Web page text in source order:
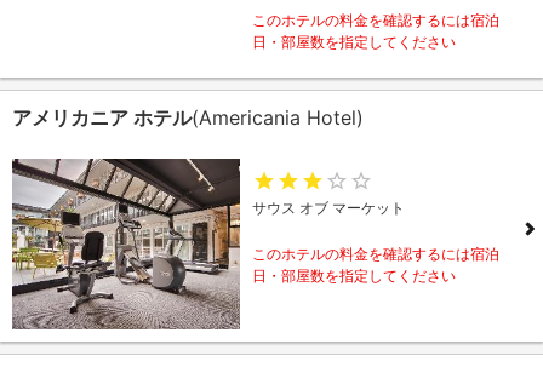
このホテルの料金を確認するには宿泊
日・部屋数を指定してください
アメリカニア ホテル(Americania Hotel)
サウス オブ マーケット
このホテルの料金を確認するには宿泊
日・部屋数を指定してください